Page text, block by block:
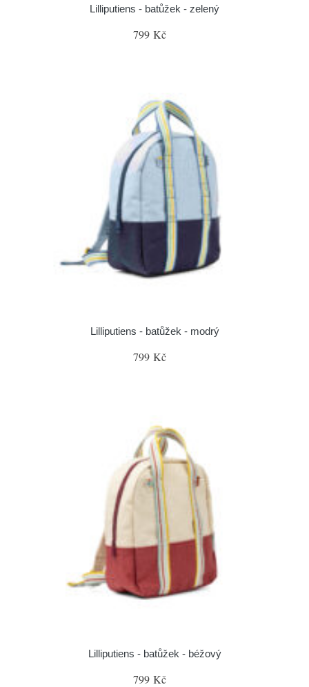
Lilliputiens - batůžek - zelený
799 Kč
Lilliputiens - batůžek - modrý
799 Kč
Lilliputiens - batůžek - béžový
799 Kč